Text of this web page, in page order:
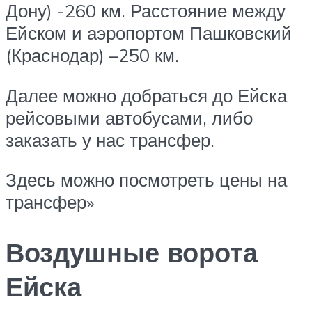
Дону) -260 км. Расстояние между
Ейском и аэропортом Пашковский
(Краснодар) –250 км.
Далее можно добраться до Ейска
рейсовыми автобусами, либо
заказать у нас трансфер.
Здесь можно посмотреть цены на
трансфер»
Воздушные ворота
Ейска